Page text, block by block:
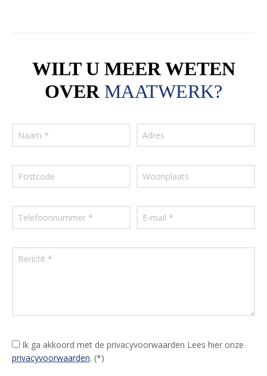
WILT U MEER WETEN
OVER MAATWERK?
Ik ga akkoord met de privacyvoorwaarden Lees hier onze
privacyvoorwaarden. (*)